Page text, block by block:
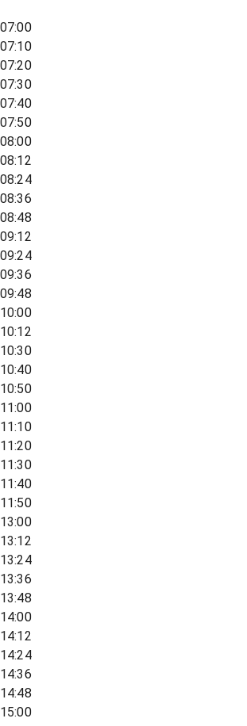
07:00
07:10
07:20
07:30
07:40
07:50
08:00
08:12
08:24
08:36
08:48
09:12
09:24
09:36
09:48
10:00
10:12
10:30
10:40
10:50
11:00
11:10
11:20
11:30
11:40
11:50
13:00
13:12
13:24
13:36
13:48
14:00
14:12
14:24
14:36
14:48
15:00